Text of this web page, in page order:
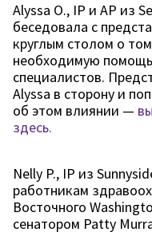
Alyssa O., IP и AP из
беседовала с
круглым столом о
необходимую помощь
специалистов.
Alyssa в сторону и
об этом влиянии —
здесь.
Nelly P., IP из
работникам
Восточного
сенатором Patty